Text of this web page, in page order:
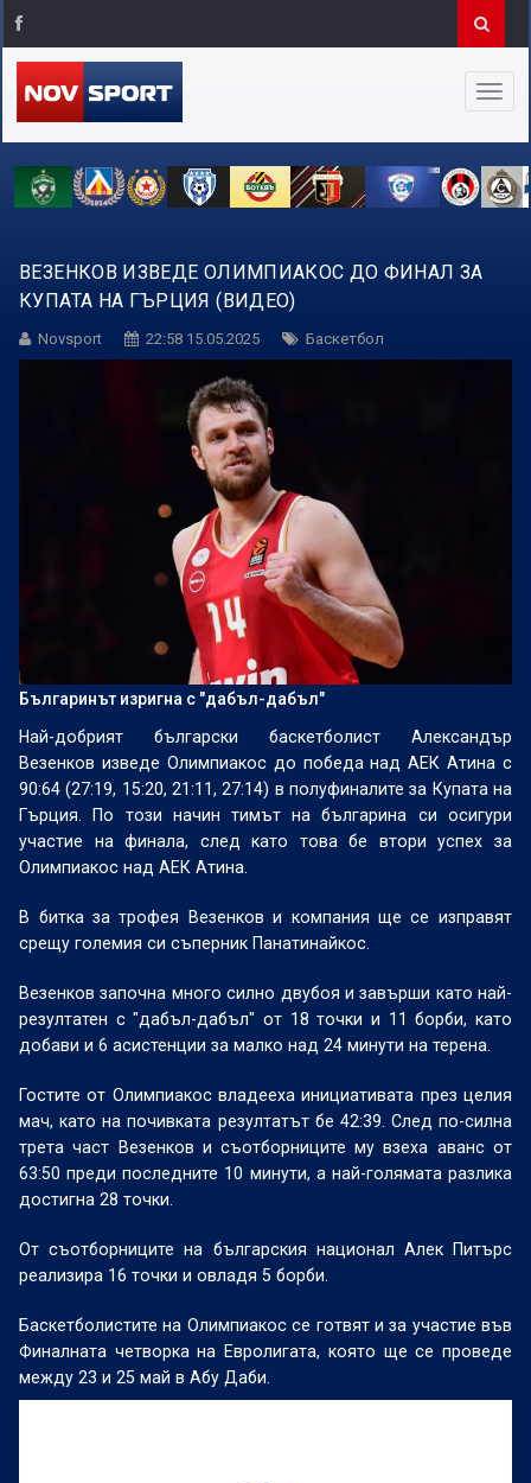
ВЕЗЕНКОВ ИЗВЕДЕ ОЛИМПИАКОС ДО ФИНАЛ ЗА
КУПАТА НА ГЪРЦИЯ (ВИДЕО)
Novsport 22:58 15.05.2025 Баскетбол
Българинът изригна с "дабъл-дабъл"
Най-добрият български баскетболист Александър
Везенков изведе Олимпиакос до победа над АЕК Атина с
90:64 (27:19, 15:20, 21:11, 27:14) в полуфиналите за Купата на
Гърция. По този начин тимът на българина си осигури
участие на финала, след като това бе втори успех за
Олимпиакос над АЕК Атина.
В битка за трофея Везенков и компания ще се изправят
срещу големия си съперник Панатинайкос.
Везенков започна много силно двубоя и завърши като най-
резултатен с "дабъл-дабъл" от 18 точки и 11 борби, като
добави и 6 асистенции за малко над 24 минути на терена.
Гостите от Олимпиакос владееха инициативата през целия
мач, като на почивката резултатът бе 42:39. След по-силна
трета част Везенков и съотборниците му взеха аванс от
63:50 преди последните 10 минути, а най-голямата разлика
достигна 28 точки.
От съотборниците на българския национал Алек Питърс
реализира 16 точки и овладя 5 борби.
Баскетболистите на Олимпиакос се готвят и за участие във
Финалната четворка на Евролигата, която ще се проведе
между 23 и 25 май в Абу Даби.